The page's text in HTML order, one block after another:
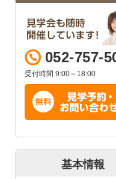
052-757-
受付時間 9:00～18:00
基本情報